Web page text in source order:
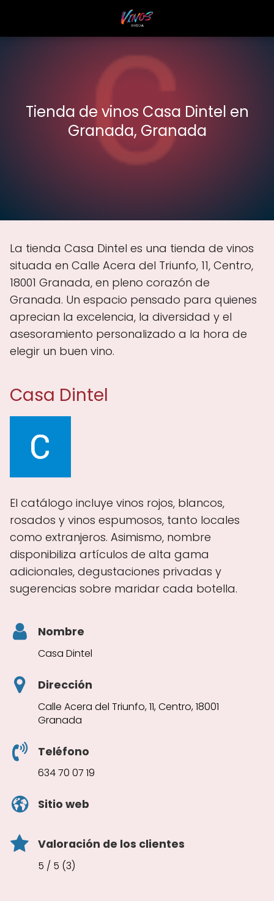
Tienda de vinos Casa Dintel en
Granada, Granada
La tienda Casa Dintel es una tienda de vinos
situada en Calle Acera del Triunfo, 11, Centro,
18001 Granada, en pleno corazón de
Granada. Un espacio pensado para quienes
aprecian la excelencia, la diversidad y el
asesoramiento personalizado a la hora de
elegir un buen vino.
Casa Dintel
El catálogo incluye vinos rojos, blancos,
rosados y vinos espumosos, tanto locales
como extranjeros. Asimismo, nombre
disponibiliza artículos de alta gama
adicionales, degustaciones privadas y
sugerencias sobre maridar cada botella.
Nombre
Casa Dintel
Dirección
Calle Acera del Triunfo, 11, Centro, 18001
Granada
Teléfono
634 70 07 19
Sitio web
Valoración de los clientes
5 / 5 (3)